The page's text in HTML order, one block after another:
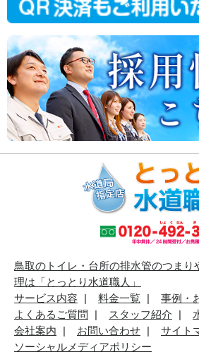
鳥取のトイレ・台所の排水管のつまり
理は「とっとり水道職人」
サービス内容
料金一覧
事例・
よくあるご質問
スタッフ紹介
会社案内
お問い合わせ
サイト
ソーシャルメディアポリシー